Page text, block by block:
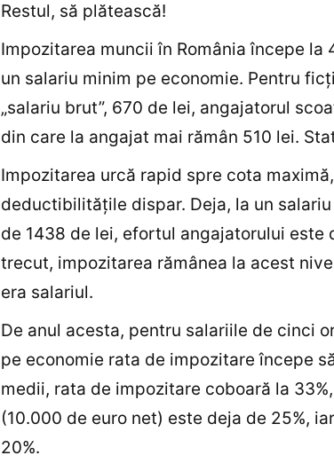
Restul, să plătească!
Impozitarea muncii în România începe la
un salariu minim pe economie. Pentru
„salariu brut”, 670 de lei, angajatorul
din care la angajat mai rămân 510 lei.
Impozitarea urcă rapid spre cota
deductibilităţile dispar. Deja, la un
de 1438 de lei, efortul angajatorului este
trecut, impozitarea rămânea la acest
era salariul.
De anul acesta, pentru salariile de cinci
pe economie rata de impozitare începe
medii, rata de impozitare coboară la
(10.000 de euro net) este deja de 25%,
20%.